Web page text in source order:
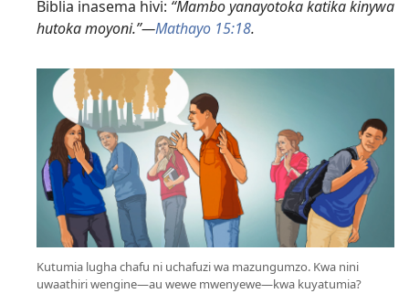
Biblia inasema hivi: “Mambo yanayotoka katika kinywa
hutoka moyoni.”​—Mathayo 15:18.
Kutumia lugha chafu ni uchafuzi wa mazungumzo. Kwa nini
uwaathiri wengine​—au wewe mwenyewe​—kwa kuyatumia?